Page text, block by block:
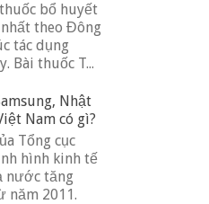
bổ huyết
theo Đông
tác dụng
Bài thuốc T...
Nhật
Nam có gì?
Tổng cục
hình kinh tế
nước tăng
năm 2011.